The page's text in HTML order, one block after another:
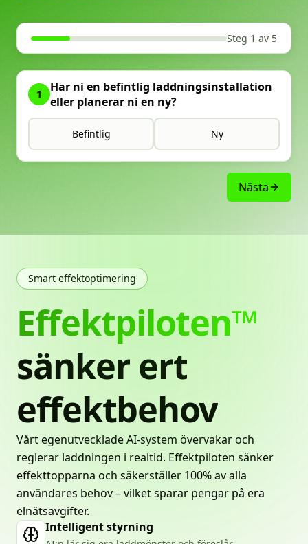
Steg 1 av 5
1
Har ni en befintlig laddningsinstallation
eller planerar ni en ny?
Befintlig Ny
Nästa
Smart effektoptimering
Effektpiloten™
sänker ert
effektbehov
Vårt egenutvecklade AI-system övervakar och
reglerar laddningen i realtid. Effektpiloten sänker
effekttopparna och säkerställer 100% av alla
användares behov – vilket sparar pengar på era
elnätsavgifter.
Intelligent styrning